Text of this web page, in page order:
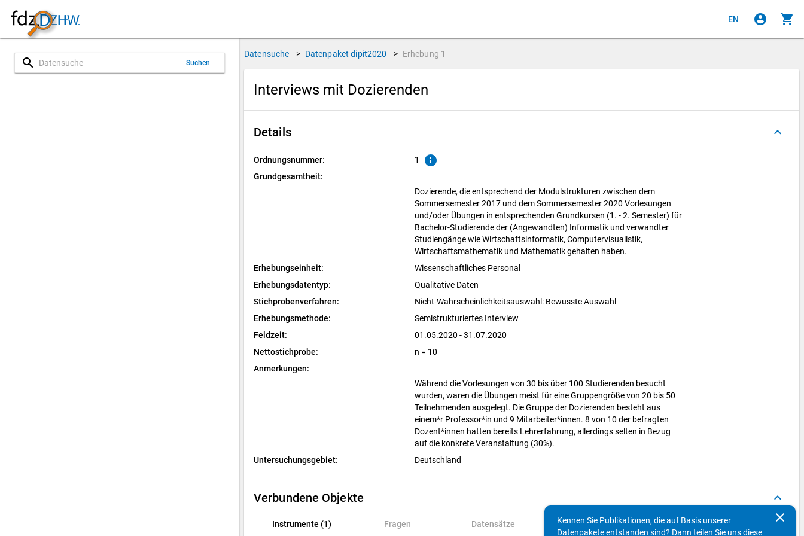
EN account_circle shopping_cart
search Suchen
Datensuche > Datenpaket dipit2020 > Erhebung 1
Interviews mit Dozierenden
Details keyboard_arrow_up
Ordnungsnummer: 1 info
Grundgesamtheit:
Dozierende, die entsprechend der Modulstrukturen zwischen dem
Sommersemester 2017 und dem Sommersemester 2020 Vorlesungen
und/oder Übungen in entsprechenden Grundkursen (1. - 2. Semester) für
Bachelor-Studierende der (Angewandten) Informatik und verwandter
Studiengänge wie Wirtschaftsinformatik, Computervisualistik,
Wirtschaftsmathematik und Mathematik gehalten haben.
Erhebungseinheit:
Wissenschaftliches Personal
Erhebungsdatentyp:
Qualitative Daten
Stichprobenverfahren:
Nicht-Wahrscheinlichkeitsauswahl: Bewusste Auswahl
Erhebungsmethode:
Semistrukturiertes Interview
Feldzeit:
01.05.2020 - 31.07.2020
Nettostichprobe:
n = 10
Anmerkungen:
Während die Vorlesungen von 30 bis über 100 Studierenden besucht
wurden, waren die Übungen meist für eine Gruppengröße von 20 bis 50
Teilnehmenden ausgelegt. Die Gruppe der Dozierenden besteht aus
einem*r Professor*in und 9 Mitarbeiter*innen. 8 von 10 der befragten
Dozent*innen hatten bereits Lehrerfahrung, allerdings selten in Bezug
auf die konkrete Veranstaltung (30%).
Untersuchungsgebiet:
Deutschland
Verbundene Objekte keyboard_arrow_up
Instrumente (1) Fragen Datensätze Konzepte
Instrumente (1) clear
Kennen Sie Publikationen, die auf Basis unserer
Datenpakete entstanden sind? Dann teilen Sie uns diese